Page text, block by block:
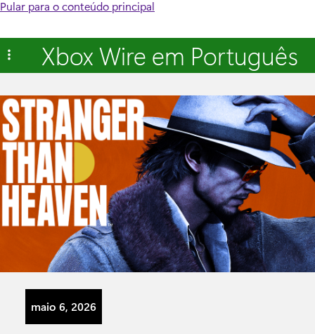
Pular para o conteúdo principal
Xbox Wire em Português
maio 6, 2026